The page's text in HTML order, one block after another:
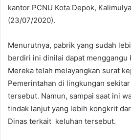
kantor PCNU Kota Depok,
(23/07/2020).
Menurutnya, pabrik yang sudah
berdiri ini dinilai dapat menggangu
Mereka telah melayangkan surat
Pemerintahan di lingkungan
tersebut. Namun, sampai saat ini
tindak lanjut yang lebih kongkrit
Dinas terkait keluhan tersebut.